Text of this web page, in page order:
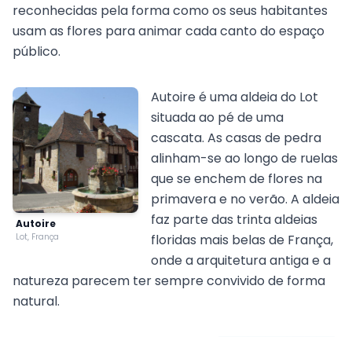
reconhecidas pela forma como os seus habitantes
usam as flores para animar cada canto do espaço
público.
Autoire
Lot, França
Autoire é uma aldeia do Lot
situada ao pé de uma
cascata. As casas de pedra
alinham-se ao longo de ruelas
que se enchem de flores na
primavera e no verão. A aldeia
faz parte das trinta aldeias
floridas mais belas de França,
onde a arquitetura antiga e a
natureza parecem ter sempre convivido de forma
natural.